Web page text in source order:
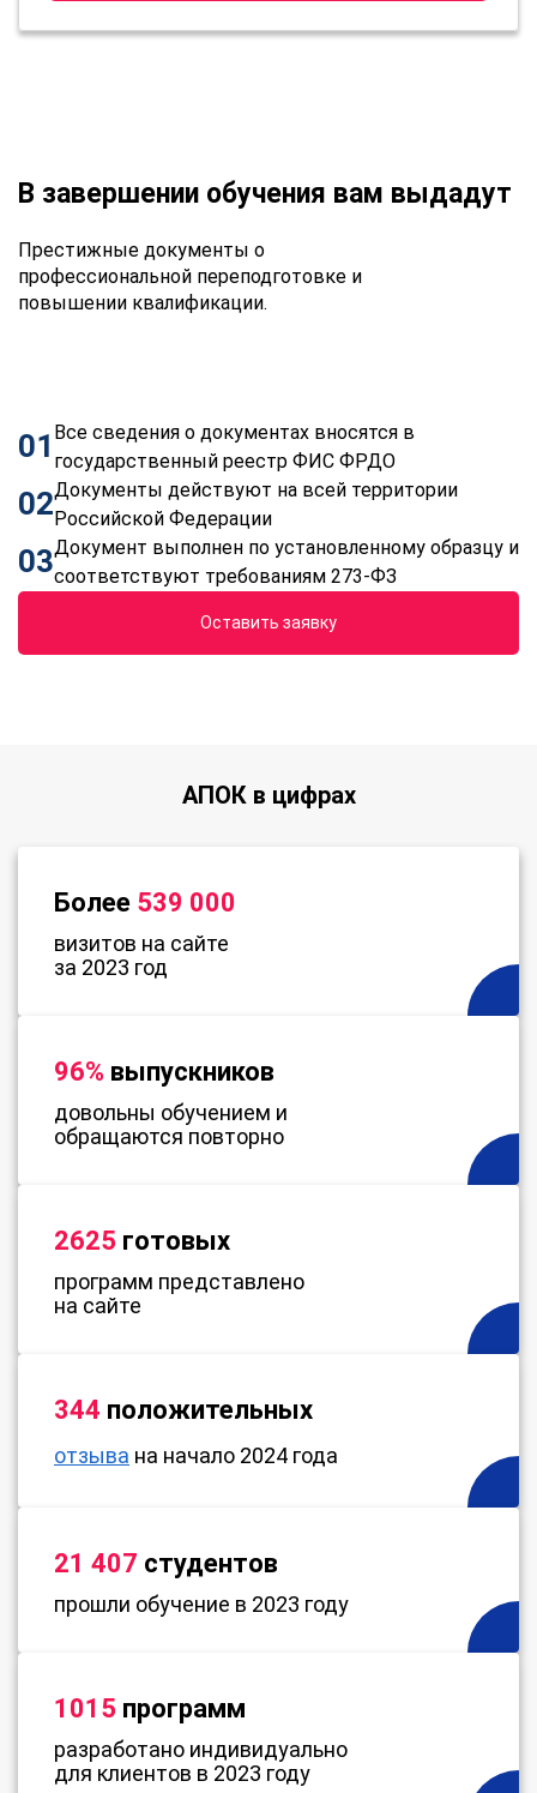
В завершении обучения вам выдадут
Престижные документы о
профессиональной переподготовке и
повышении квалификации.
01 Все сведения о документах вносятся в
государственный реестр ФИС ФРДО
02Документы действуют на всей территории
Российской Федерации
03Документ выполнен по установленному образцу и
соответствуют требованиям 273-ФЗ
Оставить заявку
АПОК в цифрах
Более 539 000
визитов на сайте
за 2023 год
96% выпускников
довольны обучением и
обращаются повторно
2625 готовых
программ представлено
на сайте
344 положительных
отзыва на начало 2024 года
21 407 студентов
прошли обучение в 2023 году
1015 программ
разработано индивидуально
для клиентов в 2023 году